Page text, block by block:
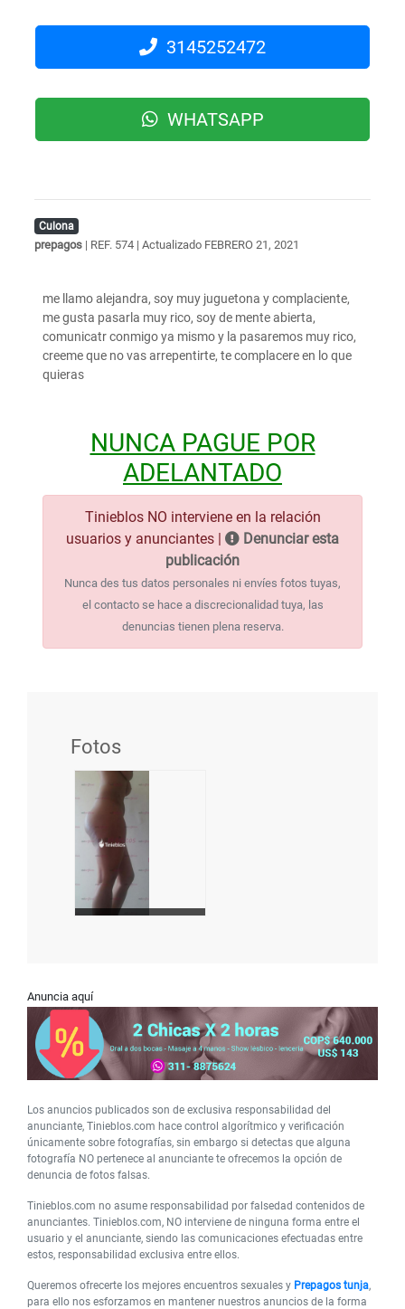
3145252472
WHATSAPP
Culona
prepagos | REF. 574 | Actualizado FEBRERO 21, 2021
me llamo alejandra, soy muy juguetona y complaciente,
me gusta pasarla muy rico, soy de mente abierta,
comunicatr conmigo ya mismo y la pasaremos muy rico,
creeme que no vas arrepentirte, te complacere en lo que
quieras
NUNCA PAGUE POR
ADELANTADO
Tinieblos NO interviene en la relación
usuarios y anunciantes |
Denunciar esta
publicación
Nunca des tus datos personales ni envíes fotos tuyas,
el contacto se hace a discrecionalidad tuya, las
denuncias tienen plena reserva.
Fotos
Anuncia aquí
Los anuncios publicados son de exclusiva responsabilidad del
anunciante, Tinieblos.com hace control algorítmico y verificación
únicamente sobre fotografías, sin embargo si detectas que alguna
fotografía NO pertenece al anunciante te ofrecemos la opción de
denuncia de fotos falsas.
Tinieblos.com no asume responsabilidad por falsedad contenidos de
anunciantes. Tinieblos.com, NO interviene de ninguna forma entre el
usuario y el anunciante, siendo las comunicaciones efectuadas entre
estos, responsabilidad exclusiva entre ellos.
Queremos ofrecerte los mejores encuentros sexuales y Prepagos tunja,
para ello nos esforzamos en mantener nuestros anuncios de la forma